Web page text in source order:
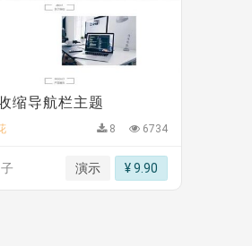
安装《
月 安装《
文件预览 》￥9.90
响应式多语言白色主题通用企业站
双语言响应式科技通用模板
安装《双语言响应式科技通用模板
安装《响应式多语言会计机构模板
安装《
响应式多语言文化传媒模板
缩导航栏主题
8 6734
演示 ¥ 9.90